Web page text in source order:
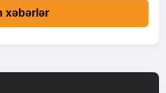
xəbərlər